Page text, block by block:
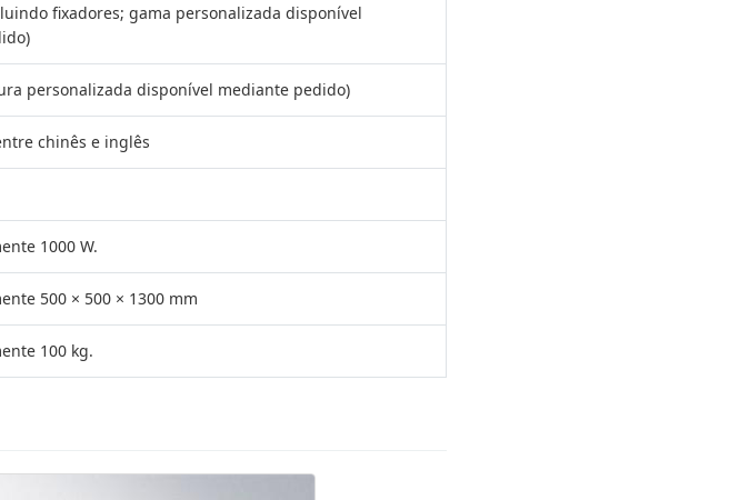
fixadores; gama personalizada disponível
personalizada disponível mediante pedido)
chinês e inglês
1000 W.
500 × 500 × 1300 mm
100 kg.